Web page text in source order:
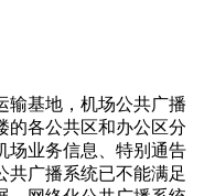
输基地，机场公共广播
的各公共区和办公区分
场业务信息、特别通告
共广播系统已不能满足